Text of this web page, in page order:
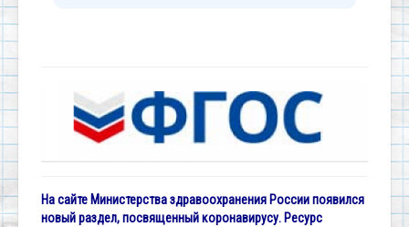
На сайте Министерства здравоохранения России появился
новый раздел, посвященный коронавирусу. Ресурс